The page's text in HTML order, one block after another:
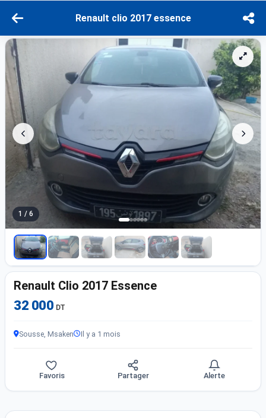
Renault clio 2017 essence
1 / 6
Renault Clio 2017 Essence
32 000 DT
Sousse, Msaken Il y a 1 mois
Favoris Partager Alerte